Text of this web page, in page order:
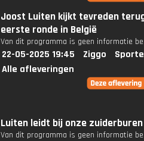
Joost Luiten kijkt tevreden
eerste ronde in België
Van dit programma is geen informatie
22-05-2025 19:45 Ziggo
Alle afleveringen
Luiten leidt bij onze zuiderburen
Van dit programma is geen informatie